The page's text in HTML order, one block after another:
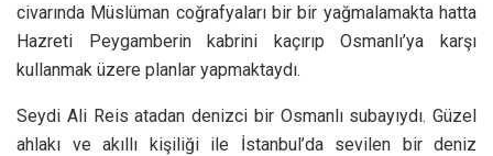
civarında Müslüman coğrafyaları bir bir yağmalamakta hatta
Hazreti Peygamberin kabrini kaçırıp Osmanlı’ya karşı
kullanmak üzere planlar yapmaktaydı.
Seydi Ali Reis atadan denizci bir Osmanlı subayıydı. Güzel
ahlakı ve akıllı kişiliği ile İstanbul’da sevilen bir deniz